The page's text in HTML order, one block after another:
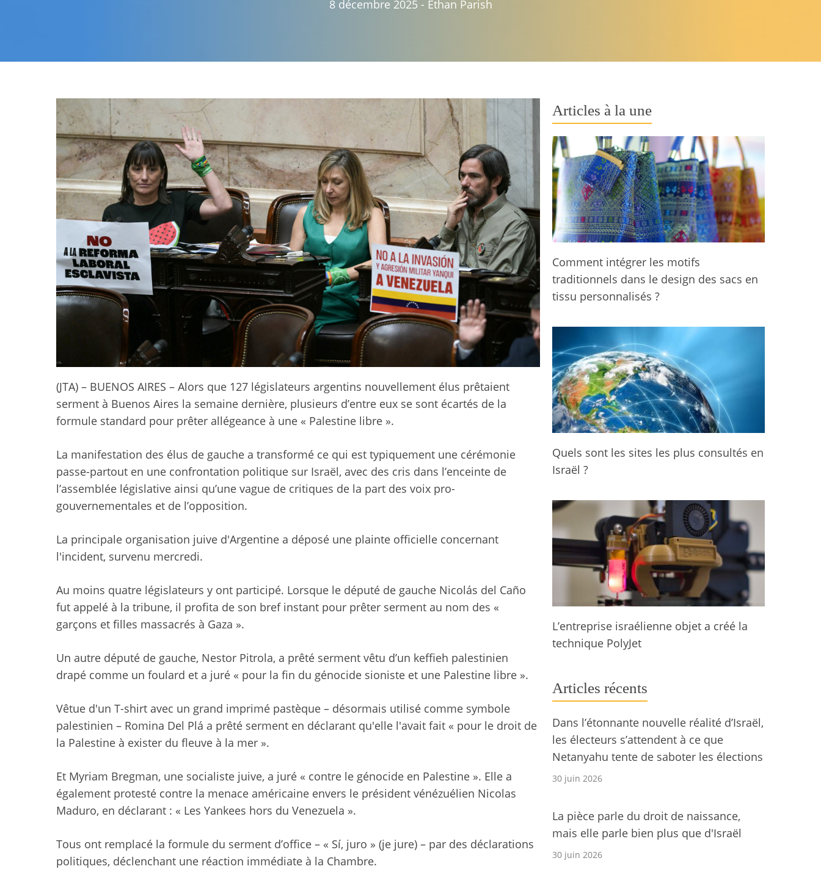
8 décembre 2025 - Ethan Parish
(JTA) – BUENOS AIRES – Alors que 127 législateurs argentins nouvellement élus prêtaient
serment à Buenos Aires la semaine dernière, plusieurs d’entre eux se sont écartés de la
formule standard pour prêter allégeance à une « Palestine libre ».
La manifestation des élus de gauche a transformé ce qui est typiquement une cérémonie
passe-partout en une confrontation politique sur Israël, avec des cris dans l’enceinte de
l’assemblée législative ainsi qu’une vague de critiques de la part des voix pro-
gouvernementales et de l’opposition.
La principale organisation juive d'Argentine a déposé une plainte officielle concernant
l'incident, survenu mercredi.
Au moins quatre législateurs y ont participé. Lorsque le député de gauche Nicolás del Caño
fut appelé à la tribune, il profita de son bref instant pour prêter serment au nom des «
garçons et filles massacrés à Gaza ».
Un autre député de gauche, Nestor Pitrola, a prêté serment vêtu d’un keffieh palestinien
drapé comme un foulard et a juré « pour la fin du génocide sioniste et une Palestine libre ».
Vêtue d'un T-shirt avec un grand imprimé pastèque – désormais utilisé comme symbole
palestinien – Romina Del Plá a prêté serment en déclarant qu'elle l'avait fait « pour le droit de
la Palestine à exister du fleuve à la mer ».
Et Myriam Bregman, une socialiste juive, a juré « contre le génocide en Palestine ». Elle a
également protesté contre la menace américaine envers le président vénézuélien Nicolas
Maduro, en déclarant : « Les Yankees hors du Venezuela ».
Tous ont remplacé la formule du serment d’office – « Sí, juro » (je jure) – par des déclarations
politiques, déclenchant une réaction immédiate à la Chambre.
Articles à la une
Comment intégrer les motifs
traditionnels dans le design des sacs en
tissu personnalisés ?
Quels sont les sites les plus consultés en
Israël ?
L’entreprise israélienne objet a créé la
technique PolyJet
Articles récents
Dans l’étonnante nouvelle réalité d’Israël,
les électeurs s’attendent à ce que
Netanyahu tente de saboter les élections
30 juin 2026
La pièce parle du droit de naissance,
mais elle parle bien plus que d'Israël
30 juin 2026